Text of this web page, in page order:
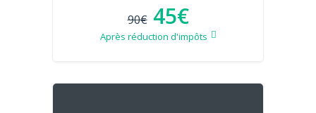
90€ 45€
Après réduction d'impôts